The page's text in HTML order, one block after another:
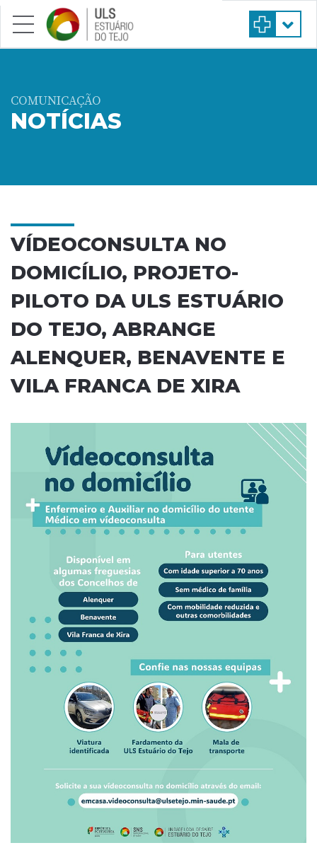
Saltar para conteúdo principal
COMUNICAÇÃO
NOTÍCIAS
VÍDEOCONSULTA NO
DOMICÍLIO, PROJETO-
PILOTO DA ULS ESTUÁRIO
DO TEJO, ABRANGE
ALENQUER, BENAVENTE E
VILA FRANCA DE XIRA